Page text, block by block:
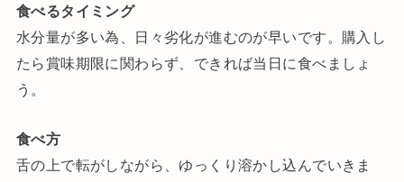
食べるタイミング
水分量が多い為、日々劣化が進むのが早いです。購入し
たら賞味期限に関わらず、できれば当日に食べましょ
う。
食べ方
舌の上で転がしながら、ゆっくり溶かし込んでいきま